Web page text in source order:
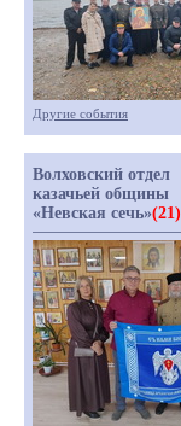
Другие события
Волховский отдел
казачьей общины
«Невская сечь»(21)